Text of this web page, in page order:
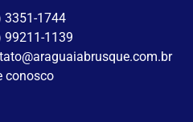
3351-1744
99211-1139
conosco